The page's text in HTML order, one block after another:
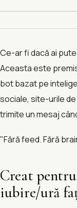
Ce-ar fi dacă ai
Aceasta este
bot bazat pe
sociale, site-urile
trimite un mesaj
"Fără feed. Fără
Creat
iubire/ură